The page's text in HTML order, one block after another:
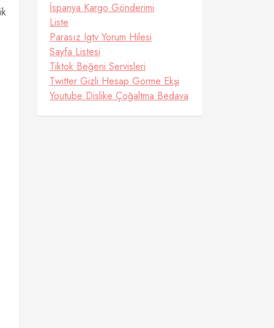
İspanya Kargo Gönderimi
Liste
Parasız Igtv Yorum Hilesi
Sayfa Listesi
Tiktok Beğeni Servisleri
Twitter Gizli Hesap Görme Ekşi
Youtube Dislike Çoğaltma Bedava